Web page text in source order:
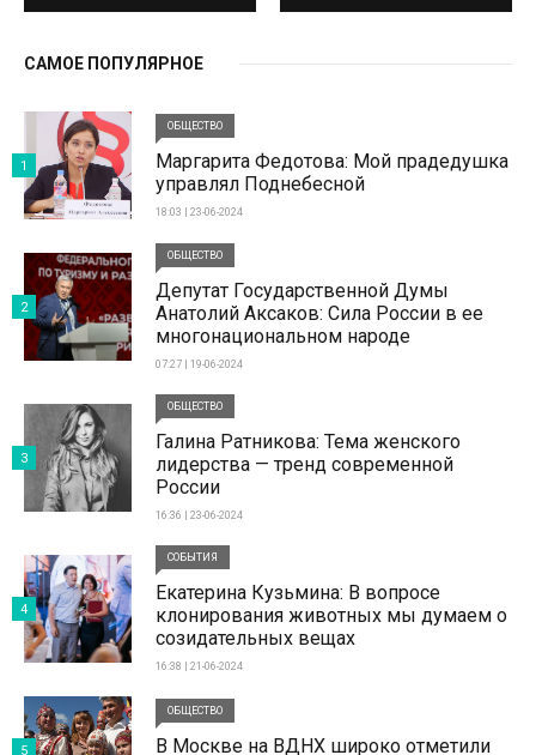
САМОЕ ПОПУЛЯРНОЕ
ОБЩЕСТВО
Маргарита Федотова: Мой прадедушка
управлял Поднебесной
18:03 | 23-06-2024
1
ОБЩЕСТВО
Депутат Государственной Думы
Анатолий Аксаков: Сила России в ее
многонациональном народе
07:27 | 19-06-2024
2
ОБЩЕСТВО
Галина Ратникова: Тема женского
лидерства — тренд современной
России
16:36 | 23-06-2024
3
СОБЫТИЯ
Екатерина Кузьмина: В вопросе
клонирования животных мы думаем о
созидательных вещах
16:38 | 21-06-2024
4
ОБЩЕСТВО
В Москве на ВДНХ широко отметили
5